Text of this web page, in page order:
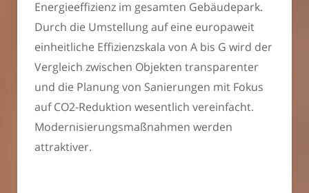
Energieeffizienz im gesamten Gebäudepark.
Durch die Umstellung auf eine europaweit
einheitliche Effizienzskala von A bis G wird der
Vergleich zwischen Objekten transparenter
und die Planung von Sanierungen mit Fokus
auf CO2-Reduktion wesentlich vereinfacht.
Modernisierungsmaßnahmen werden
attraktiver.